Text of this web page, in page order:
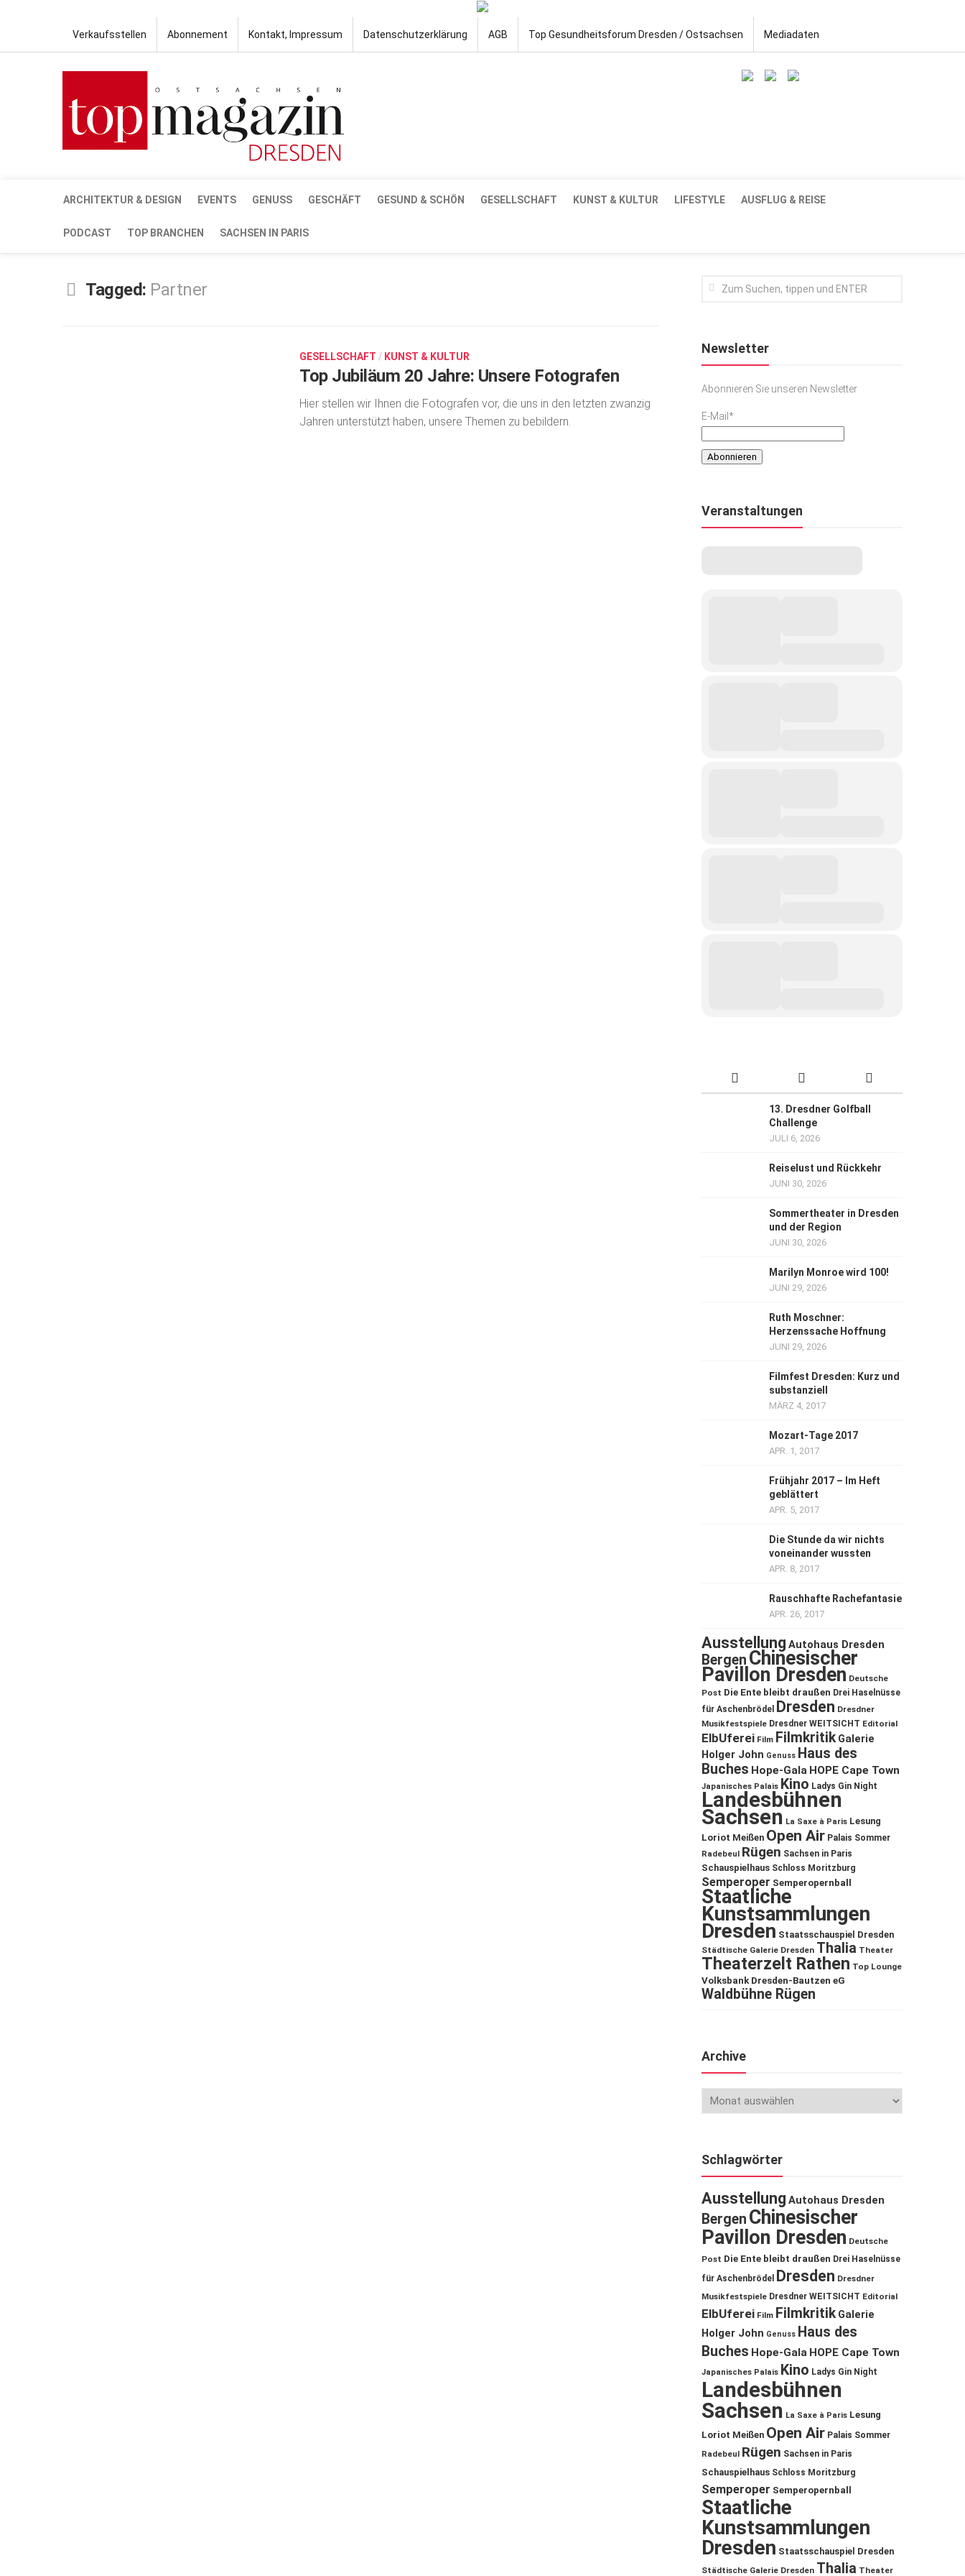
Verkaufsstellen Abonnement Kontakt, Impressum Datenschutzerklärung AGB Top Gesundheitsforum Dresden / Ostsachsen Mediadaten
ARCHITEKTUR & DESIGN EVENTS GENUSS GESCHÄFT GESUND & SCHÖN GESELLSCHAFT KUNST & KULTUR LIFESTYLE AUSFLUG & REISE
PODCAST TOP BRANCHEN SACHSEN IN PARIS
Tagged: Partner
GESELLSCHAFT / KUNST & KULTUR
Top Jubiläum 20 Jahre: Unsere Fotografen
Hier stellen wir Ihnen die Fotografen vor, die uns in den letzten zwanzig
Jahren unterstützt haben, unsere Themen zu bebildern.
Newsletter
Abonnieren Sie unseren Newsletter
E-Mail*
Veranstaltungen
13. Dresdner Golfball
Challenge
JULI 6, 2026
Reiselust und Rückkehr
JUNI 30, 2026
Sommertheater in Dresden
und der Region
JUNI 30, 2026
Marilyn Monroe wird 100!
JUNI 29, 2026
Ruth Moschner:
Herzenssache Hoffnung
JUNI 29, 2026
Filmfest Dresden: Kurz und
substanziell
MÄRZ 4, 2017
Mozart-Tage 2017
APR. 1, 2017
Frühjahr 2017 – Im Heft
geblättert
APR. 5, 2017
Die Stunde da wir nichts
voneinander wussten
APR. 8, 2017
Rauschhafte Rachefantasie
APR. 26, 2017
Ausstellung Autohaus Dresden
Bergen Chinesischer
Pavillon Dresden Deutsche
Post Die Ente bleibt draußen Drei Haselnüsse
für Aschenbrödel
Dresden Dresdner
Musikfestspiele Dresdner WEITSICHT Editorial
ElbUferei Film Filmkritik Galerie
Holger John Genuss Haus des
Buches Hope-Gala HOPE Cape Town
Japanisches Palais Kino Ladys Gin Night
Landesbühnen
Sachsen La Saxe à Paris Lesung
Loriot Meißen Open Air Palais Sommer
Radebeul Rügen Sachsen in Paris
Schauspielhaus Schloss Moritzburg
Semperoper Semperopernball
Staatliche
Kunstsammlungen
Dresden Staatsschauspiel Dresden
Städtische Galerie Dresden Thalia Theater
Theaterzelt Rathen Top Lounge
Volksbank Dresden-Bautzen eG
Waldbühne Rügen
Archive
Schlagwörter
Ausstellung Autohaus Dresden
Bergen Chinesischer
Pavillon Dresden Deutsche
Post Die Ente bleibt draußen Drei Haselnüsse
für Aschenbrödel
Dresden Dresdner
Musikfestspiele Dresdner WEITSICHT Editorial
ElbUferei Film Filmkritik Galerie
Holger John Genuss Haus des
Buches Hope-Gala HOPE Cape Town
Japanisches Palais Kino Ladys Gin Night
Landesbühnen
Sachsen La Saxe à Paris Lesung
Loriot Meißen Open Air Palais Sommer
Radebeul Rügen Sachsen in Paris
Schauspielhaus Schloss Moritzburg
Semperoper Semperopernball
Staatliche
Kunstsammlungen
Dresden Staatsschauspiel Dresden
Städtische Galerie Dresden Thalia Theater